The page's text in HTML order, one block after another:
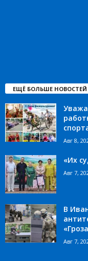
ЕЩЁ БОЛЬШЕ НОВОСТЕЙ
Авг 8,
«Их
Авг 7,
В
Авг 7,